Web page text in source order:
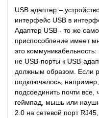
USB адаптер –
интерфейс USB в
Адаптер USB - то же
приспособление имеет
это
не USB-порты к USB-
должным образом. Если
подключалось,
подсоединить почти все,
геймпад, мышь или
2.0 на сетевой порт